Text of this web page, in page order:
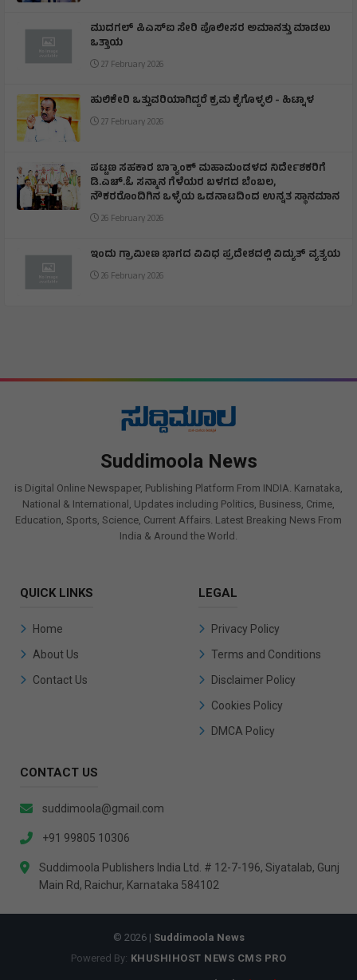
ಮುದಗಲ್ ಪಿಎಸ್‌ಐ ಸೇರಿ ಪೊಲೀಸರ ಅಮಾನತ್ತು ಮಾಡಲು
ಒತ್ತಾಯ
27 February 2026
ಹುಲಿಕೇರಿ ಒತ್ತುವರಿಯಾಗಿದ್ದರೆ ಕ್ರಮ ಕೈಗೊಳ್ಳಲಿ - ಹಿಟ್ನಾಳ
27 February 2026
ಪಟ್ಟಣ ಸಹಕಾರ ಬ್ಯಾಾಂಕ್ ಮಹಾಮಂಡಳದ ನಿರ್ದೇಶಕರಿಗೆ
ಡಿ.ಎಚ್.ಓ ಸನ್ಮಾನ ಗೆಳೆಯರ ಬಳಗದ ಬೆಂಬಲ,
ನೌಕರರೊಂದಿಗಿನ ಒಳ್ಳೆಯ ಒಡನಾಟದಿಂದ ಉನ್ನತ ಸ್ಥಾನಮಾನ
26 February 2026
ಇಂದು ಗ್ರಾಮೀಣ ಭಾಗದ ವಿವಿಧ ಪ್ರದೇಶದಲ್ಲಿ ವಿದ್ಯುತ್ ವ್ಯತ್ಯಯ
26 February 2026
Suddimoola News
is Digital Online Newspaper, Publishing Platform From INDIA. Karnataka,
National & International, Updates including Politics, Business, Crime,
Education, Sports, Science, Current Affairs. Latest Breaking News From
India & Around the World.
QUICK LINKS
Home
About Us
Contact Us
LEGAL
Privacy Policy
Terms and Conditions
Disclaimer Policy
Cookies Policy
DMCA Policy
CONTACT US
suddimoola@gmail.com
+91 99805 10306
Suddimoola Publishers India Ltd. # 12-7-196, Siyatalab, Gunj
Main Rd, Raichur, Karnataka 584102
© 2026 | Suddimoola News
Powered By: KHUSHIHOST NEWS CMS PRO